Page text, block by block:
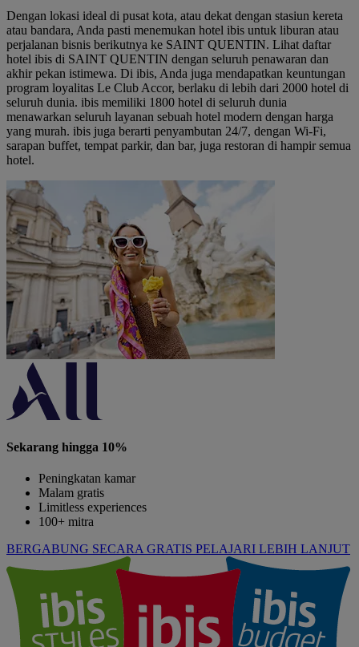
Dengan lokasi ideal di pusat kota, atau dekat dengan stasiun kereta
atau bandara, Anda pasti menemukan hotel ibis untuk liburan atau
perjalanan bisnis berikutnya ke SAINT QUENTIN. Lihat daftar
hotel ibis di SAINT QUENTIN dengan seluruh penawaran dan
akhir pekan istimewa. Di ibis, Anda juga mendapatkan keuntungan
program loyalitas Le Club Accor, berlaku di lebih dari 2000 hotel di
seluruh dunia. ibis memiliki 1800 hotel di seluruh dunia
menawarkan seluruh layanan sebuah hotel modern dengan harga
yang murah. ibis juga berarti penyambutan 24/7, dengan Wi-Fi,
sarapan buffet, tempat parkir, dan bar, juga restoran di hampir semua
hotel.
Sekarang hingga 10%
Peningkatan kamar
Malam gratis
Limitless experiences
100+ mitra
BERGABUNG SECARA GRATIS PELAJARI LEBIH LANJUT